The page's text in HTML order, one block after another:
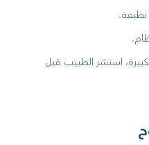
نظيفة.
استشر الطبيب قبل